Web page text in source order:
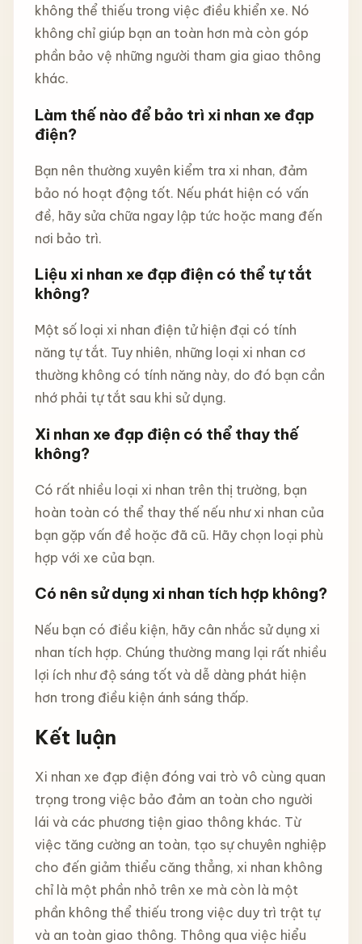
không thể thiếu trong việc điều khiển xe. Nó
không chỉ giúp bạn an toàn hơn mà còn góp
phần bảo vệ những người tham gia giao thông
khác.
Làm thế nào để bảo trì xi nhan xe đạp
điện?
Bạn nên thường xuyên kiểm tra xi nhan, đảm
bảo nó hoạt động tốt. Nếu phát hiện có vấn
đề, hãy sửa chữa ngay lập tức hoặc mang đến
nơi bảo trì.
Liệu xi nhan xe đạp điện có thể tự tắt
không?
Một số loại xi nhan điện tử hiện đại có tính
năng tự tắt. Tuy nhiên, những loại xi nhan cơ
thường không có tính năng này, do đó bạn cần
nhớ phải tự tắt sau khi sử dụng.
Xi nhan xe đạp điện có thể thay thế
không?
Có rất nhiều loại xi nhan trên thị trường, bạn
hoàn toàn có thể thay thế nếu như xi nhan của
bạn gặp vấn đề hoặc đã cũ. Hãy chọn loại phù
hợp với xe của bạn.
Có nên sử dụng xi nhan tích hợp không?
Nếu bạn có điều kiện, hãy cân nhắc sử dụng xi
nhan tích hợp. Chúng thường mang lại rất nhiều
lợi ích như độ sáng tốt và dễ dàng phát hiện
hơn trong điều kiện ánh sáng thấp.
Kết luận
Xi nhan xe đạp điện đóng vai trò vô cùng quan
trọng trong việc bảo đảm an toàn cho người
lái và các phương tiện giao thông khác. Từ
việc tăng cường an toàn, tạo sự chuyên nghiệp
cho đến giảm thiểu căng thẳng, xi nhan không
chỉ là một phần nhỏ trên xe mà còn là một
phần không thể thiếu trong việc duy trì trật tự
và an toàn giao thông. Thông qua việc hiểu